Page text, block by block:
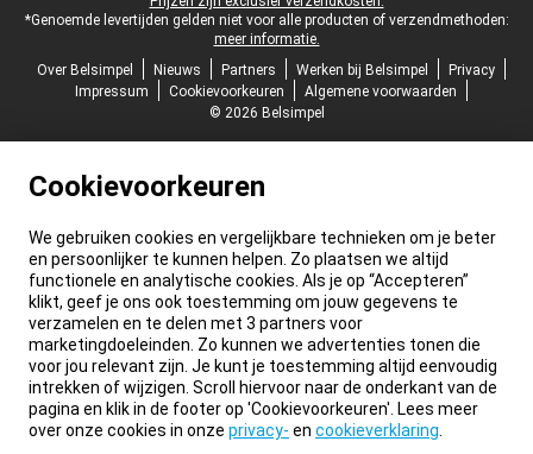
*Genoemde levertijden gelden niet voor alle producten of verzendmethoden:
meer informatie.
Over Belsimpel
Nieuws Partners Werken bij Belsimpel
Privacy
Impressum
Cookievoorkeuren
Algemene voorwaarden
© 2026 Belsimpel
Cookievoorkeuren
We gebruiken cookies en vergelijkbare technieken om je beter
en persoonlijker te kunnen helpen. Zo plaatsen we altijd
functionele en analytische cookies. Als je op “Accepteren”
klikt, geef je ons ook toestemming om jouw gegevens te
verzamelen en te delen met 3 partners voor
marketingdoeleinden. Zo kunnen we advertenties tonen die
voor jou relevant zijn. Je kunt je toestemming altijd eenvoudig
intrekken of wijzigen. Scroll hiervoor naar de onderkant van de
pagina en klik in de footer op 'Cookievoorkeuren'. Lees meer
over onze cookies in onze privacy- en cookieverklaring